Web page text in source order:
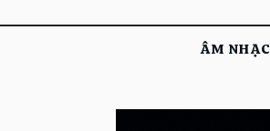
ÂM NHẠC